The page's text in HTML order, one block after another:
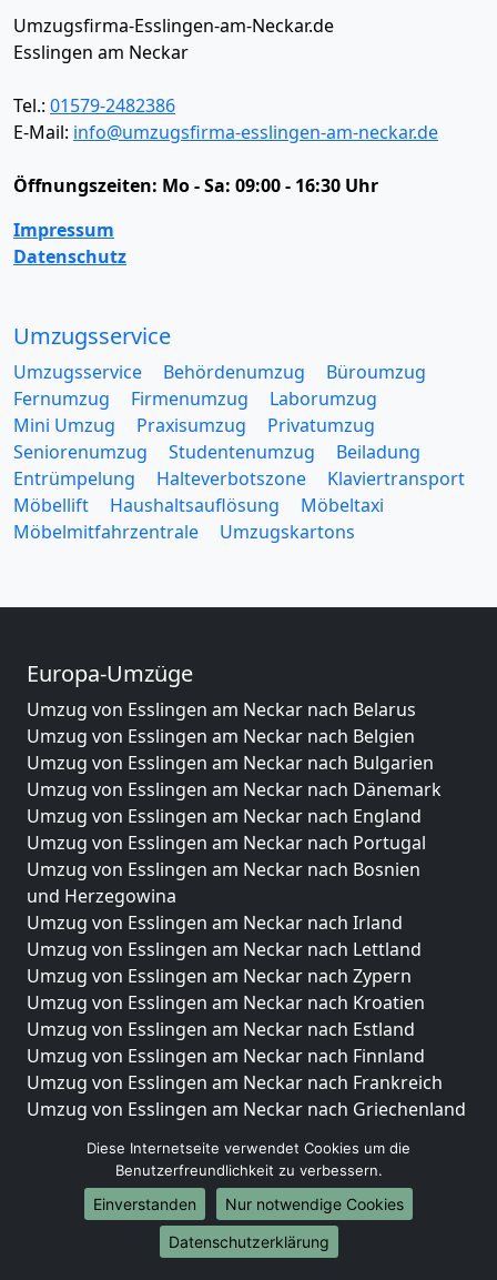
Umzugsfirma-Esslingen-am-Neckar.de
Esslingen am Neckar
Tel.: 01579-2482386
E-Mail: info@umzugsfirma-esslingen-am-neckar.de
Öffnungszeiten: Mo - Sa: 09:00 - 16:30 Uhr
Impressum
Datenschutz
Umzugsservice
Umzugsservice Behördenumzug
Büroumzug
Fernumzug
Firmenumzug
Laborumzug
Mini Umzug
Praxisumzug
Privatumzug
Seniorenumzug
Studentenumzug
Beiladung
Entrümpelung
Halteverbotszone
Klaviertransport
Möbellift
Haushaltsauflösung
Möbeltaxi
Möbelmitfahrzentrale
Umzugskartons
Europa-Umzüge
Umzug von Esslingen am Neckar nach Belarus
Umzug von Esslingen am Neckar nach Belgien
Umzug von Esslingen am Neckar nach Bulgarien
Umzug von Esslingen am Neckar nach Dänemark
Umzug von Esslingen am Neckar nach England
Umzug von Esslingen am Neckar nach Portugal
Umzug von Esslingen am Neckar nach Bosnien
und Herzegowina
Umzug von Esslingen am Neckar nach Irland
Umzug von Esslingen am Neckar nach Lettland
Umzug von Esslingen am Neckar nach Zypern
Umzug von Esslingen am Neckar nach Kroatien
Umzug von Esslingen am Neckar nach Estland
Umzug von Esslingen am Neckar nach Finnland
Umzug von Esslingen am Neckar nach Frankreich
Umzug von Esslingen am Neckar nach Griechenland
Umzug von Esslingen am Neckar nach Liechtenstein
Umzug von Esslingen am Neckar nach Luxemburg
Umzug von Esslingen am Neckar nach Niederlande
Umzug von Esslingen am Neckar nach Norwegen
Diese Internetseite verwendet Cookies um die
Benutzerfreundlichkeit zu verbessern.
Einverstanden
Nur notwendige Cookies
Datenschutzerklärung